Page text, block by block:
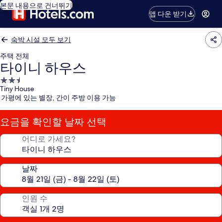
본문 내용으로 건너뛰기
앱 다운 받기
숙박 시설 모두 보기
주택 전체
타이니 하우스
2.5
성
급
숙
박
시
Tiny House
가평에 있는 별장, 간이 주방 이용 가능
요금을 확인할 날짜 선택
어디로 가세요?
날짜
인원 수